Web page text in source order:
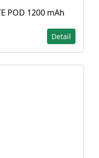
POD 1200 mAh
Detail